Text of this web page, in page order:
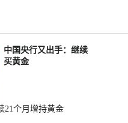
中国央行又出手：继续
买黄金
21个月增持黄金